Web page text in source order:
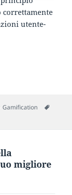
correttamente
utente-
Categorie
Gamification
migliore